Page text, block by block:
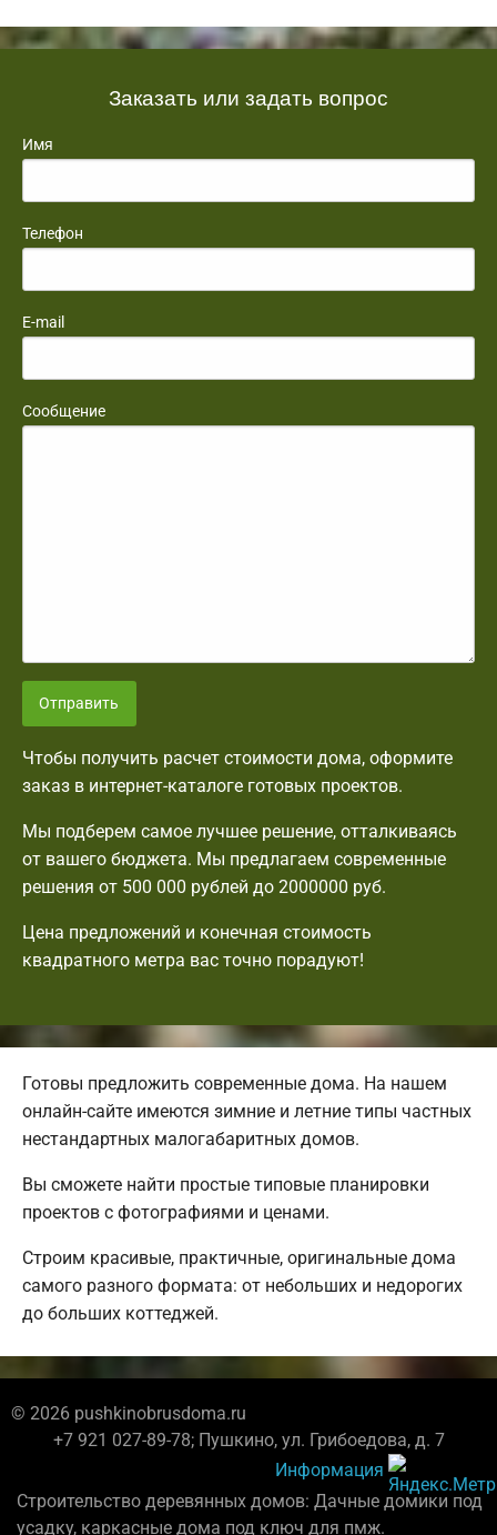
Заказать или задать вопрос
Имя
Телефон
E-mail
Сообщение
Отправить
Чтобы получить расчет стоимости дома, оформите
заказ в интернет-каталоге готовых проектов.
Мы подберем самое лучшее решение, отталкиваясь
от вашего бюджета. Мы предлагаем современные
решения от 500 000 рублей до 2000000 руб.
Цена предложений и конечная стоимость
квадратного метра вас точно порадуют!
Готовы предложить современные дома. На нашем
онлайн-сайте имеются зимние и летние типы частных
нестандартных малогабаритных домов.
Вы сможете найти простые типовые планировки
проектов с фотографиями и ценами.
Строим красивые, практичные, оригинальные дома
самого разного формата: от небольших и недорогих
до больших коттеджей.
© 2026 pushkinobrusdoma.ru
+7 921 027-89-78; Пушкино, ул. Грибоедова, д. 7
Информация
Строительство деревянных домов: Дачные домики под
усадку, каркасные дома под ключ для пмж.